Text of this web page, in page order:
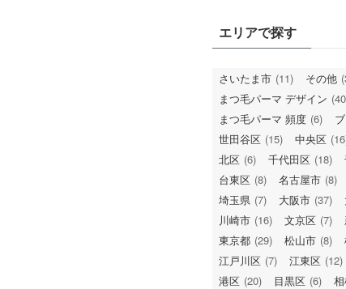
エリアで探す
さいたま市 (11) その他
まつ毛パーマ デザイン
まつ毛パーマ 頻度 (6)
世田谷区 (15) 中央区
北区 (6) 千代田区 (18)
台東区 (8) 名古屋市 (8)
埼玉県 (7) 大阪市 (37)
川崎市 (16) 文京区 (7)
東京都 (29) 松山市 (8)
江戸川区 (7) 江東区 (12)
港区 (20) 目黒区 (6)